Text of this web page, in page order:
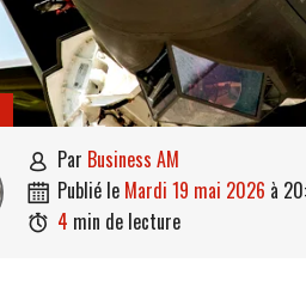
 par Business AM
 publié le mardi 19 mai 2026 à
 4 min de lecture